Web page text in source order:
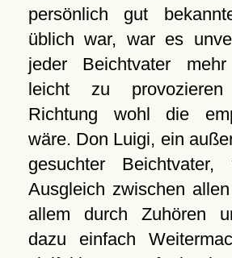
persönlich gut
üblich war, war es
jeder Beichtvater
leicht zu
Richtung wohl die
wäre. Don Luigi, ein
gesuchter Beichtvater,
Ausgleich zwischen
allem durch Zuhören
dazu einfach